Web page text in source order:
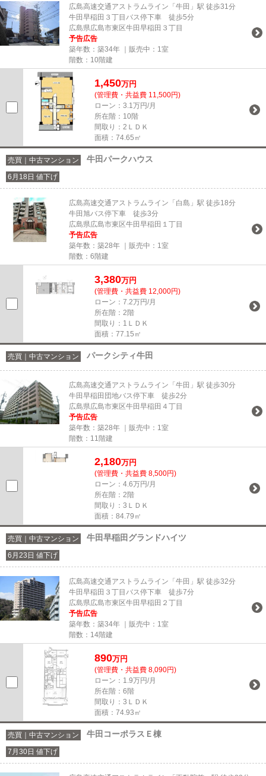
広島高速交通アストラムライン「牛田」駅 徒歩31分
牛田早稲田３丁目バス停下車 徒歩5分
広島県広島市東区牛田早稲田３丁目
予告広告
築年数：築34年 ｜販売中： 1室
階数：10階建
1,450万円
(管理費・共益費 11,500円)
ローン：3.1万円/月
所在階：10階
間取り：2ＬＤＫ
面積：74.65㎡
売買｜中古マンション 牛田パークハウス
6月18日 値下げ
広島高速交通アストラムライン「白島」駅 徒歩18分
牛田旭バス停下車 徒歩3分
広島県広島市東区牛田早稲田１丁目
予告広告
築年数：築28年 ｜販売中： 1室
階数：6階建
3,380万円
(管理費・共益費 12,000円)
ローン：7.2万円/月
所在階：2階
間取り：1ＬＤＫ
面積：77.15㎡
売買｜中古マンション パークシティ牛田
広島高速交通アストラムライン「牛田」駅 徒歩30分
牛田早稲田団地バス停下車 徒歩2分
広島県広島市東区牛田早稲田４丁目
予告広告
築年数：築28年 ｜販売中： 1室
階数：11階建
2,180万円
(管理費・共益費 8,500円)
ローン：4.6万円/月
所在階：2階
間取り：3ＬＤＫ
面積：84.79㎡
売買｜中古マンション 牛田早稲田グランドハイツ
6月23日 値下げ
広島高速交通アストラムライン「牛田」駅 徒歩32分
牛田早稲田３丁目バス停下車 徒歩7分
広島県広島市東区牛田早稲田２丁目
予告広告
築年数：築34年 ｜販売中： 1室
階数：14階建
890万円
(管理費・共益費 8,090円)
ローン：1.9万円/月
所在階：6階
間取り：3ＬＤＫ
面積：74.93㎡
売買｜中古マンション 牛田コーポラスＥ棟
7月30日 値下げ